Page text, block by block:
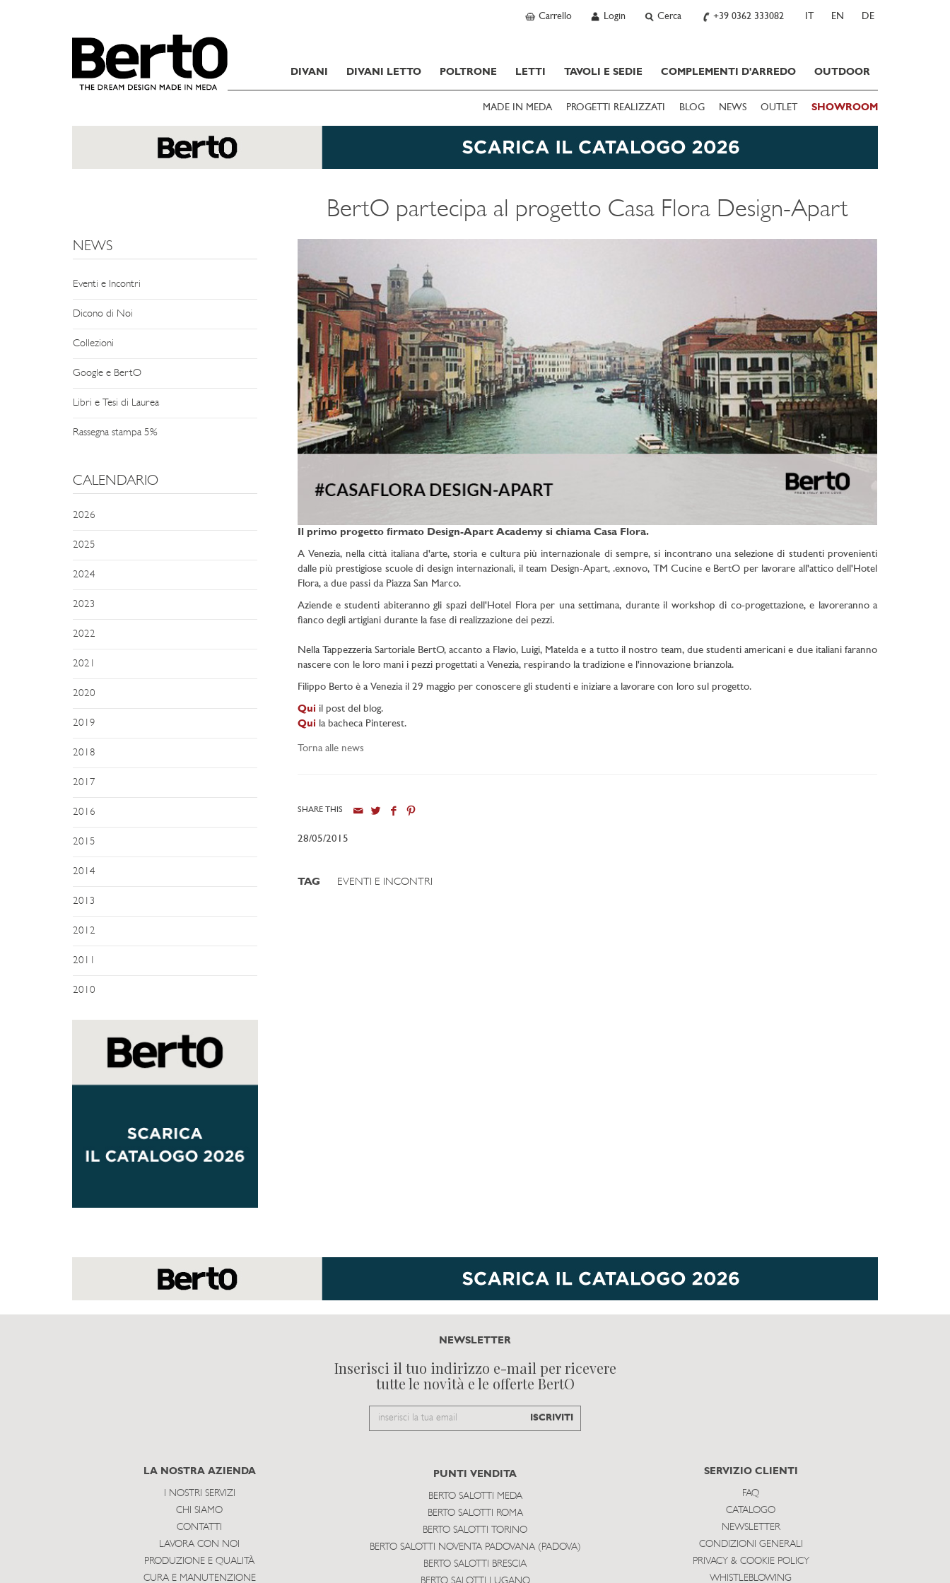
Carrello Login Cerca +39 0362 333082 IT EN DE
DIVANI DIVANI LETTO POLTRONE LETTI TAVOLI E SEDIE COMPLEMENTI D'ARREDO OUTDOOR
MADE IN MEDA PROGETTI REALIZZATI BLOG NEWS OUTLET SHOWROOM
BertO partecipa al progetto Casa Flora Design-Apart
NEWS
Eventi e Incontri
Dicono di Noi
Collezioni
Google e BertO
Libri e Tesi di Laurea
Rassegna stampa 5%
CALENDARIO
2026
2025
2024
2023
2022
2021
2020
2019
2018
2017
2016
2015
2014
2013
2012
2011
2010
Il primo progetto firmato Design-Apart Academy si chiama Casa Flora.
A Venezia, nella città italiana d'arte, storia e cultura più internazionale di sempre, si incontrano una selezione di studenti provenienti
dalle più prestigiose scuole di design internazionali, il team Design-Apart, .exnovo, TM Cucine e BertO per lavorare all'attico dell'Hotel
Flora, a due passi da Piazza San Marco.
Aziende e studenti abiteranno gli spazi dell'Hotel Flora per una settimana, durante il workshop di co-progettazione, e lavoreranno a
fianco degli artigiani durante la fase di realizzazione dei pezzi.
Nella Tappezzeria Sartoriale BertO, accanto a Flavio, Luigi, Matelda e a tutto il nostro team, due studenti americani e due italiani faranno
nascere con le loro mani i pezzi progettati a Venezia, respirando la tradizione e l'innovazione brianzola.
Filippo Berto è a Venezia il 29 maggio per conoscere gli studenti e iniziare a lavorare con loro sul progetto.
Qui il post del blog.
Qui la bacheca Pinterest.
Torna alle news
SHARE THIS
28/05/2015
TAG EVENTI E INCONTRI
NEWSLETTER
Inserisci il tuo indirizzo e-mail per ricevere
tutte le novità e le offerte BertO
Email
ISCRIVITI
LA NOSTRA AZIENDA
I NOSTRI SERVIZI
CHI SIAMO
CONTATTI
LAVORA CON NOI
PRODUZIONE E QUALITÀ
CURA E MANUTENZIONE
PUNTI VENDITA
BERTO SALOTTI MEDA
BERTO SALOTTI ROMA
BERTO SALOTTI TORINO
BERTO SALOTTI NOVENTA PADOVANA (PADOVA)
BERTO SALOTTI BRESCIA
SERVIZIO CLIENTI
FAQ
CATALOGO
NEWSLETTER
CONDIZIONI GENERALI
PRIVACY & COOKIE POLICY
WHISTLEBLOWING